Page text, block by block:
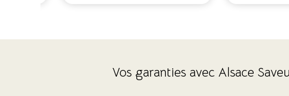
Vos garanties avec Alsace